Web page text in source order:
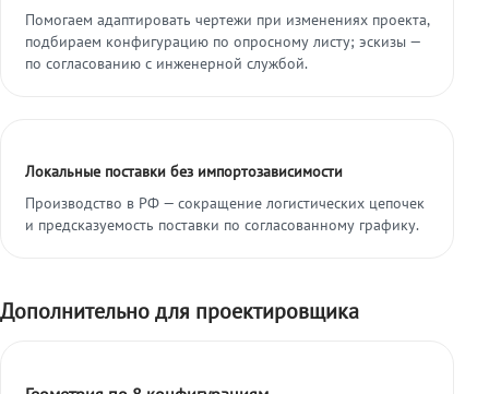
Помогаем адаптировать чертежи при изменениях проекта,
подбираем конфигурацию по опросному листу; эскизы —
по согласованию с инженерной службой.
Локальные поставки без импортозависимости
Производство в РФ — сокращение логистических цепочек
и предсказуемость поставки по согласованному графику.
Дополнительно для проектировщика